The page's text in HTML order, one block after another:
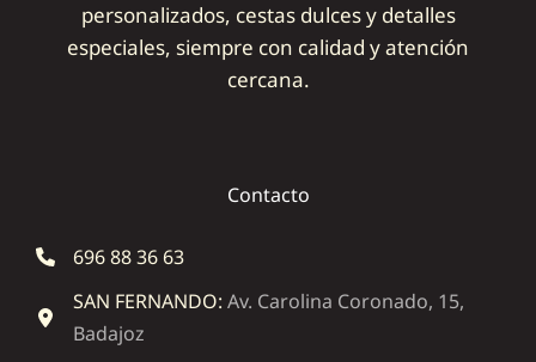
personalizados, cestas dulces y detalles
especiales, siempre con calidad y atención
cercana.
Contacto
696 88 36 63
SAN FERNANDO: Av. Carolina Coronado, 15,
Badajoz